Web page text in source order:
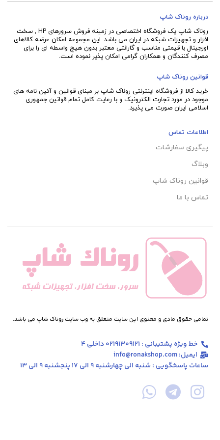
درباره روناک شاپ
روناک شاپ یک فروشگاه اختصاصی در زمینه فروش سرورهای HP , سخت
افزار و تجهیزات شبکه در ایران می باشد. این مجموعه امکان عرضه کالاهای
اورجینال با قیمتی مناسب و گارانتی معتبر بدون هیچ واسطه ای را برای
مصرف کنندگان و همکاران گرامی امکان پذیر نموده است.
قوانین روناک شاپ
خرید کالا از فروشگاه اینترنتی روناک شاپ بر مبنای قوانین و آئین نامه های
موجود در مورد تجارت الکترونیک و با رعایت کامل تمام قوانین جمهوری
اسلامی ایران صورت می پذیرد.
اطلاعات تماس
پیگیری سفارشات
وبلاگ
قوانین روناک شاپ
تماس با ما
تمامی حقوق مادی و معنوی این سایت متعلق به وب سایت روناک شاپ می باشد.
خط ویژه پشتیبانی : 02191309121 داخلی 4
ایمیل: info@ronakshop.com
ساعات پاسخگویی : شنبه الی چهارشنبه 9 الی 17 پنجشنبه 9 الی 13